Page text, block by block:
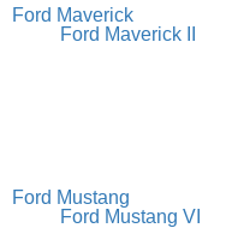
Ford Maverick
Ford Maverick II
Ford Mustang
Ford Mustang VI